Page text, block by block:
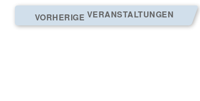
VORHERIGE VERANSTALTUNGEN